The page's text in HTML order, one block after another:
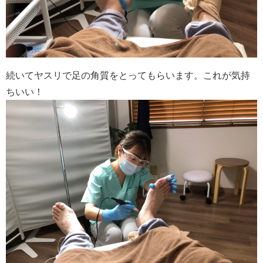
続いてヤスリで足の角質をとってもらいます。これが気持
ちいい！